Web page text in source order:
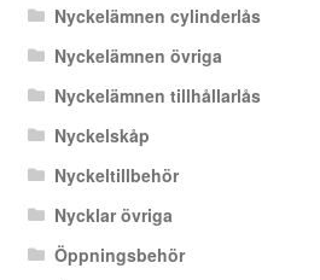
Nyckelämnen cylinderlås
Nyckelämnen övriga
Nyckelämnen tillhållarlås
Nyckelskåp
Nyckeltillbehör
Nycklar övriga
Öppningsbehör